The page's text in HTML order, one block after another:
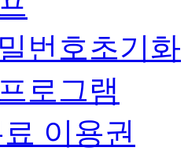
번호초기화
로그램
이용권